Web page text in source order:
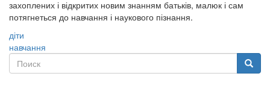
захоплених і відкритих новим знанням батьків, малюк і сам
потягнеться до навчання і наукового пізнання.
діти
навчання
Поиск
Поиск